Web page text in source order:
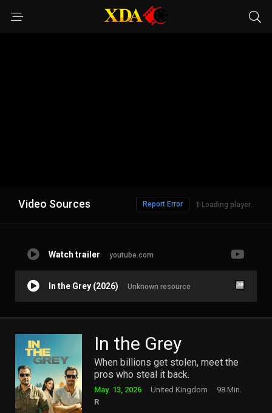
Video Sources Loading player..
Report Error
Watch trailer youtube.com
In the Grey (2026) Unknown resource
In the Grey
When billions get stolen, meet the
pros who steal it back.
May. 13, 2026 United Kingdom
98 Min.
R